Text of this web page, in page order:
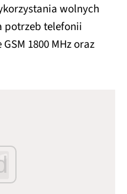
wolnych
potrzeb telefonii
1800 MHz oraz